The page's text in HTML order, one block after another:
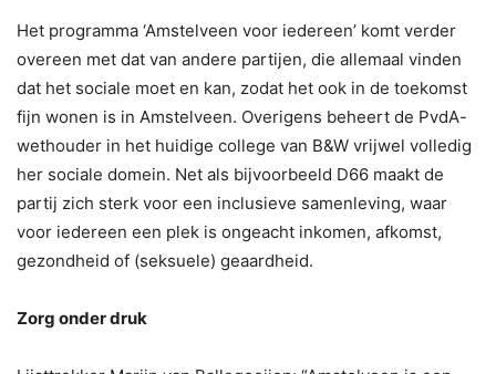
Het programma ‘Amstelveen voor iedereen’ komt verder
overeen met dat van andere partijen, die allemaal vinden
dat het sociale moet en kan, zodat het ook in de toekomst
fijn wonen is in Amstelveen. Overigens beheert de PvdA-
wethouder in het huidige college van B&W vrijwel volledig
her sociale domein. Net als bijvoorbeeld D66 maakt de
partij zich sterk voor een inclusieve samenleving, waar
voor iedereen een plek is ongeacht inkomen, afkomst,
gezondheid of (seksuele) geaardheid.
Zorg onder druk